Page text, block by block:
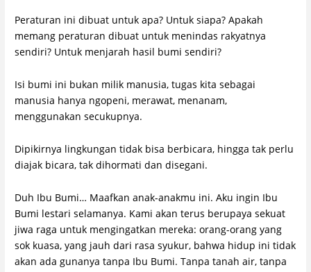
Peraturan ini dibuat untuk apa? Untuk siapa? Apakah
memang peraturan dibuat untuk menindas rakyatnya
sendiri? Untuk menjarah hasil bumi sendiri?
Isi bumi ini bukan milik manusia, tugas kita sebagai
manusia hanya ngopeni, merawat, menanam,
menggunakan secukupnya.
Dipikirnya lingkungan tidak bisa berbicara, hingga tak perlu
diajak bicara, tak dihormati dan disegani.
Duh Ibu Bumi… Maafkan anak-anakmu ini. Aku ingin Ibu
Bumi lestari selamanya. Kami akan terus berupaya sekuat
jiwa raga untuk mengingatkan mereka: orang-orang yang
sok kuasa, yang jauh dari rasa syukur, bahwa hidup ini tidak
akan ada gunanya tanpa Ibu Bumi. Tanpa tanah air, tanpa